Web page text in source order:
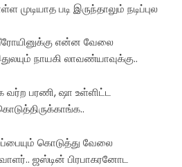
படி இருந்தாலும் நடிப்புல
என்ன வேலை
நாயகி லாவண்யாவுக்கு..
பரணி, ஷா உள்ளிட்ட
கொடுத்து வேலை
ஜஸ்டின் பிரபாகரனோட